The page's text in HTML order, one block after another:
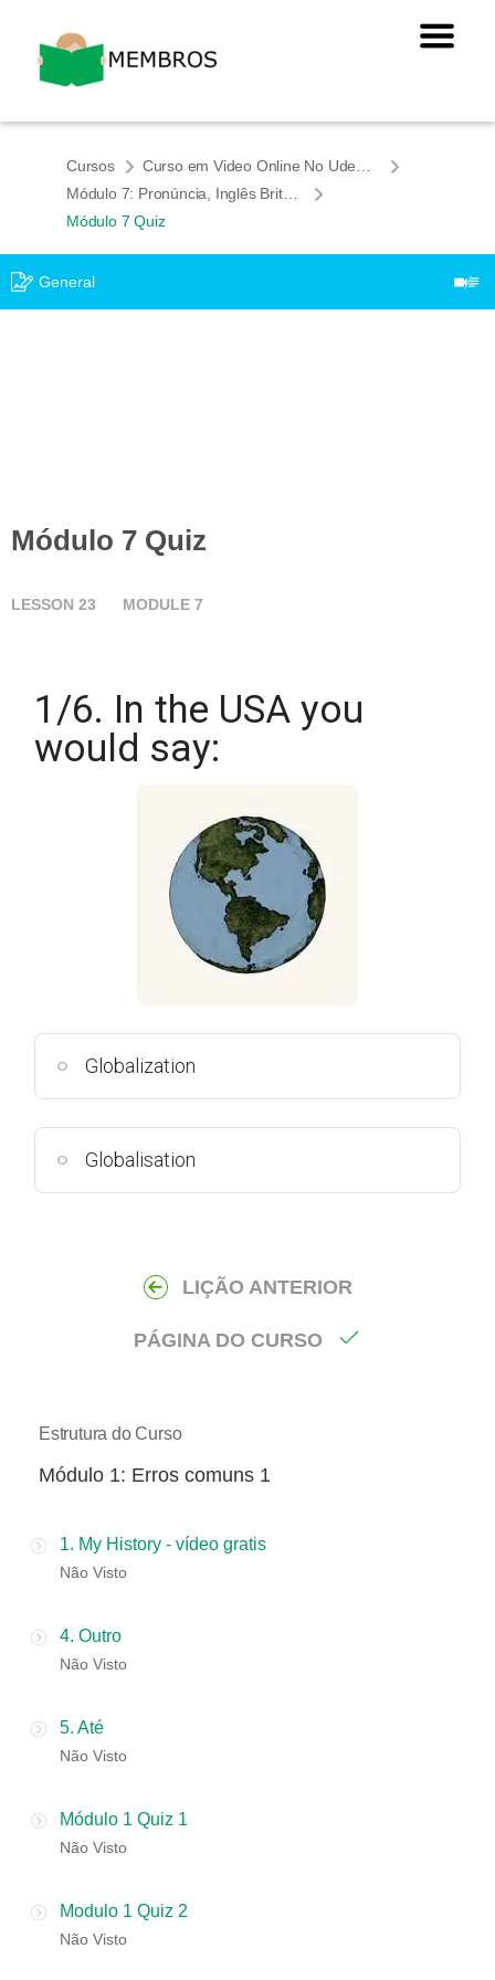
Cursos
Módulo 7: Pronúncia, Inglês Britânico / Americano
Módulo 7 Quiz
General
Módulo 7 Quiz
LESSON 23 MODULE 7
1/6. In the USA you
would say:
Globalization
Globalisation
LIÇÃO ANTERIOR
PÁGINA DO CURSO
Estrutura do Curso
​​Módulo 1: Erros comuns 1
1. My History - vídeo gratis
Não Visto
4. Outro
Não Visto
5. Até
Não Visto
Módulo 1 Quiz 1
Não Visto
Modulo 1 Quiz 2
Não Visto